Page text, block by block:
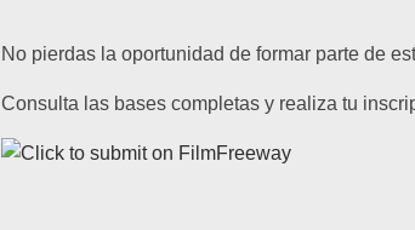
No pierdas la oportunidad de formar parte de
Consulta las bases completas y realiza tu